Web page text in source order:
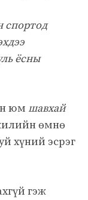
спортод
ёсны
юм шавхай
өмнө
хүний ​​эсрэг
гэж